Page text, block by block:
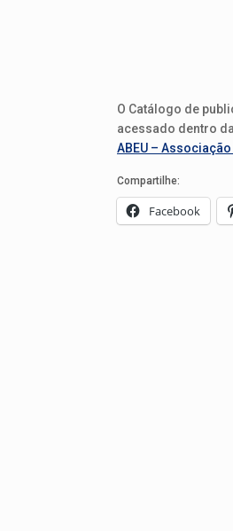
O Catálogo de
acessado dentro
ABEU –
Compartilhe:
Facebook